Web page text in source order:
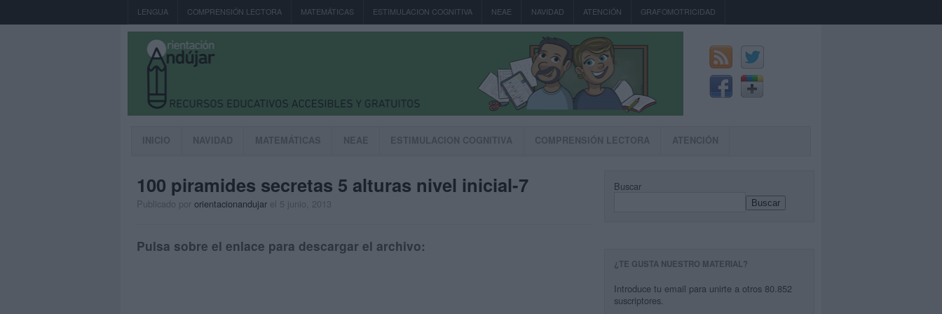
LENGUA COMPRENSIÓN LECTORA MATEMÁTICAS ESTIMULACION COGNITIVA NEAE NAVIDAD ATENCIÓN GRAFOMOTRICIDAD
INICIO NAVIDAD MATEMÁTICAS NEAE ESTIMULACION COGNITIVA COMPRENSIÓN LECTORA ATENCIÓN
100 piramides secretas 5 alturas nivel inicial-7
Publicado por orientacionandujar el 5 junio, 2013
Pulsa sobre el enlace para descargar el archivo:
Buscar
Buscar
¿TE GUSTA NUESTRO MATERIAL?
Introduce tu email para unirte a otros 80.852
suscriptores.